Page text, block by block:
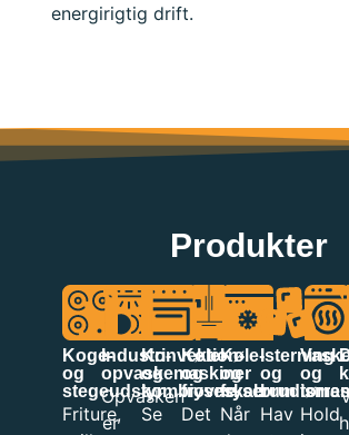
energirigtig drift.
Produkter
Koge-
og
stegeudstyr
Friture,
Industri-
opvaskemaskiner
Opvasken
er
Konvektion-
og
kombiovne
Se
Køle-
og
fryseskab
Det
Køle-
og
fryserum
Når
Isterning
og
Hav
og
Hold